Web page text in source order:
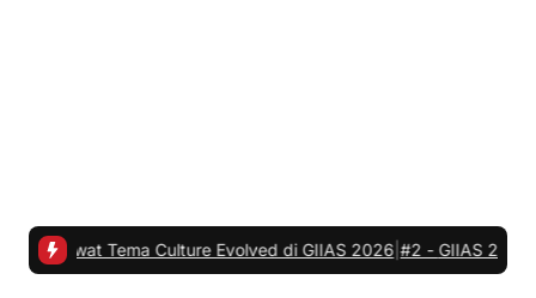
Tema Culture Evolved di GIIAS 2026|#2 -GIIAS 2026, JETOUR